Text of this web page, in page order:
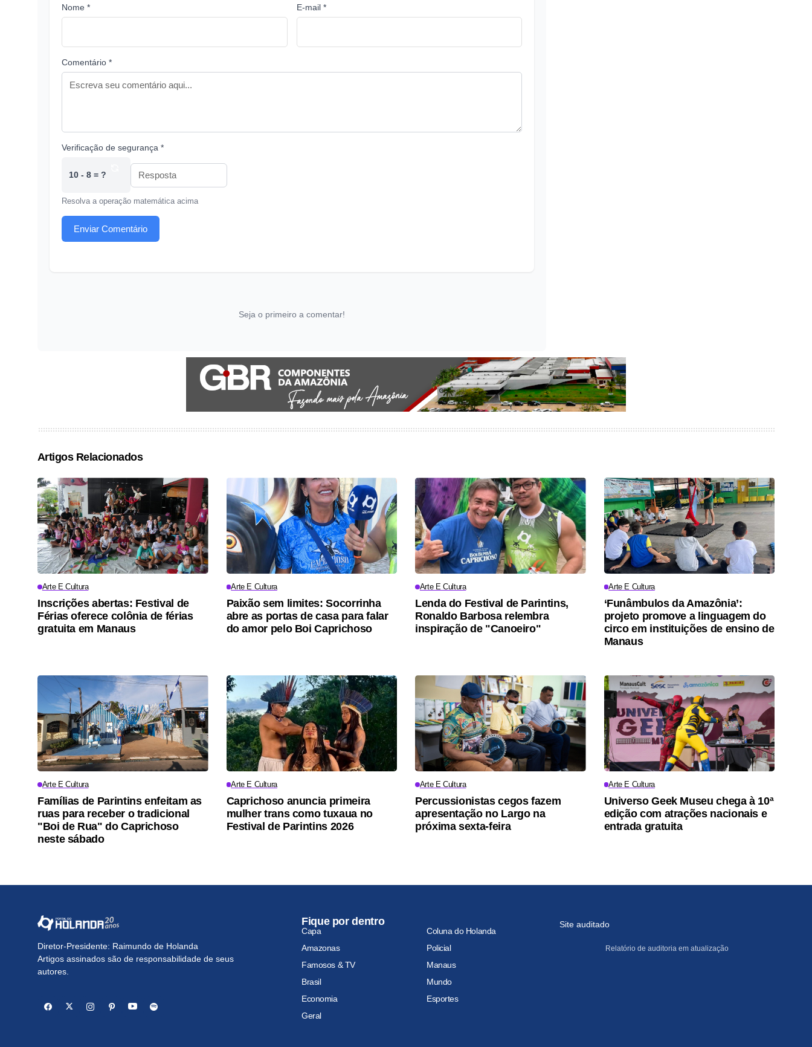
Nome * E-mail *
Comentário *
Verificação de segurança *
10 - 8 = ?
Resolva a operação matemática acima
Enviar Comentário
Seja o primeiro a comentar!
Artigos Relacionados
Arte E Cultura
Inscrições abertas: Festival de
Férias oferece colônia de férias
gratuita em Manaus
Arte E Cultura
Paixão sem limites: Socorrinha
abre as portas de casa para falar
do amor pelo Boi Caprichoso
Arte E Cultura
Lenda do Festival de Parintins,
Ronaldo Barbosa relembra
inspiração de "Canoeiro"
Arte E Cultura
‘Funâmbulos da Amazônia’:
projeto promove a linguagem do
circo em instituições de ensino de
Manaus
Arte E Cultura
Famílias de Parintins enfeitam as
ruas para receber o tradicional
"Boi de Rua" do Caprichoso
neste sábado
Arte E Cultura
Caprichoso anuncia primeira
mulher trans como tuxaua no
Festival de Parintins 2026
Arte E Cultura
Percussionistas cegos fazem
apresentação no Largo na
próxima sexta-feira
Arte E Cultura
Universo Geek Museu chega à 10ª
edição com atrações nacionais e
entrada gratuita
Diretor-Presidente: Raimundo de Holanda
Artigos assinados são de responsabilidade de seus
autores.
Fique por dentro
Capa
Coluna do Holanda
Amazonas
Policial
Famosos & TV
Manaus
Brasil
Mundo
Economia
Esportes
Geral
Site auditado
Relatório de auditoria em atualização